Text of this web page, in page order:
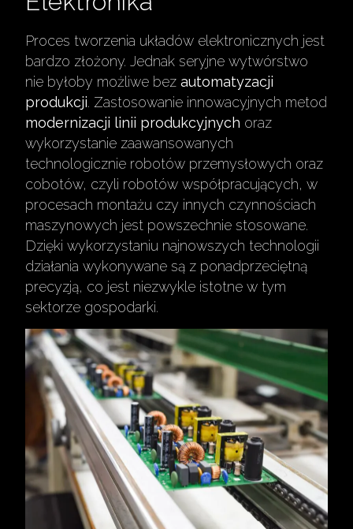
Proces tworzenia układów elektronicznych jest
bardzo złożony. Jednak seryjne wytwórstwo
nie byłoby możliwe bezautomatyzacji
produkcji. Zastosowanie innowacyjnych metod
modernizacji linii produkcyjnych oraz
wykorzystanie zaawansowanych
technologicznie robotów przemysłowych oraz
cobotów, czyli robotów współpracujących, w
procesach montażu czy innych czynnościach
maszynowych jest powszechnie stosowane.
Dzięki wykorzystaniu najnowszych technologii
działania wykonywane są z ponadprzeciętną
precyzją, co jest niezwykle istotne w tym
sektorze gospodarki.